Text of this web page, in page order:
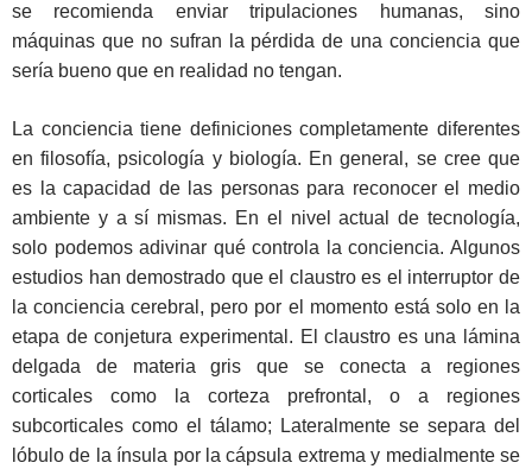
se recomienda enviar tripulaciones humanas, sino
máquinas que no sufran la pérdida de una conciencia que
sería bueno que en realidad no tengan.
La conciencia tiene definiciones completamente diferentes
en filosofía, psicología y biología. En general, se cree que
es la capacidad de las personas para reconocer el medio
ambiente y a sí mismas. En el nivel actual de tecnología,
solo podemos adivinar qué controla la conciencia. Algunos
estudios han demostrado que el claustro es el interruptor de
la conciencia cerebral, pero por el momento está solo en la
etapa de conjetura experimental. El claustro es una lámina
delgada de materia gris que se conecta a regiones
corticales como la corteza prefrontal, o a regiones
subcorticales como el tálamo; Lateralmente se separa del
lóbulo de la ínsula por la cápsula extrema y medialmente se